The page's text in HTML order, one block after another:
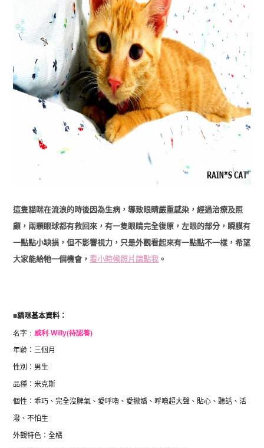
這隻貓咪在流浪的時後因為生病，導致眼睛嚴重感染，經過治療及照
顧，兩顆眼球都有救回來，有一隻眼睛完全復原，左眼的部分，瞬膜有
一點點小缺損，但不影響視力，只是外觀看起來有一點點不一樣，希望
大家能給牠一個機會， 看小時候照片請點我。
■貓咪基本資料：
名字： 威利-Willy(待認養)
年齡：三個月
性別：男生
品種：米克斯
個性：乖巧、完全沒脾氣、愛呼嚕、愛撒嬌、呼嚕超大聲、貼心、聽話、活
潑、不怕生
外觀特色：全橘